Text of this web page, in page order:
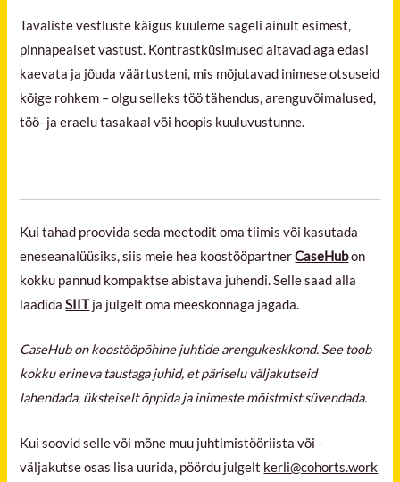
Tavaliste vestluste käigus kuuleme sageli ainult esimest,
pinnapealset vastust. Kontrastküsimused aitavad aga edasi
kaevata ja jõuda väärtusteni, mis mõjutavad inimese otsuseid
kõige rohkem – olgu selleks töö tähendus, arenguvõimalused,
töö- ja eraelu tasakaal või hoopis kuuluvustunne.
Kui tahad proovida seda meetodit oma tiimis või kasutada
eneseanalüüsiks, siis meie hea koostööpartnerCaseHubon
kokku pannud kompaktse abistava juhendi. Selle saad alla
laadidaSIITja julgelt oma meeskonnaga jagada.
CaseHub on koostööpõhine juhtide arengukeskkond. See toob
kokku erineva taustaga juhid, et päriselu väljakutseid
lahendada, üksteiselt õppida ja inimeste mõistmist süvendada.
Kui soovid selle või mõne muu juhtimistööriista või -
väljakutse osas lisa uurida, pöördu julgelt kerli@cohorts.work